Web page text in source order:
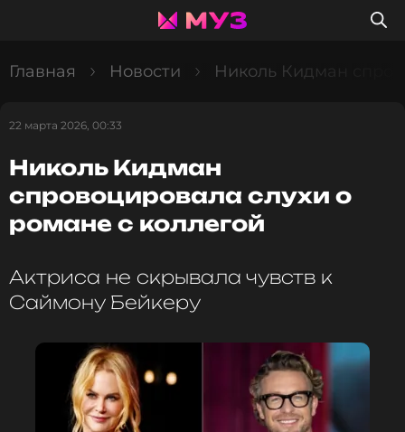
Главная Новости Николь Кидман
22 марта 2026, 00:33
Николь Кидман
спровоцировала слухи о
романе с коллегой
Актриса не скрывала чувств к
Саймону Бейкеру